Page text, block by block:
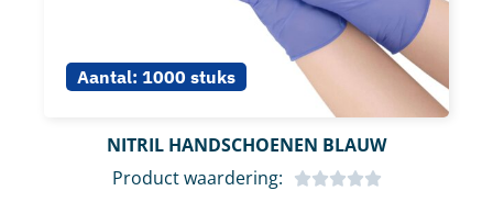
Aantal: 1000 stuks
NITRIL HANDSCHOENEN BLAUW
Product waardering: